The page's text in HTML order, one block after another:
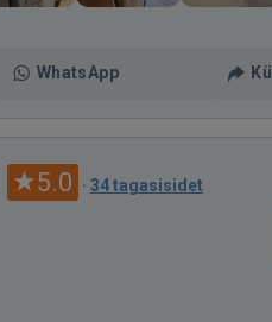
WhatsApp
5.0 · 34 tagasisidet